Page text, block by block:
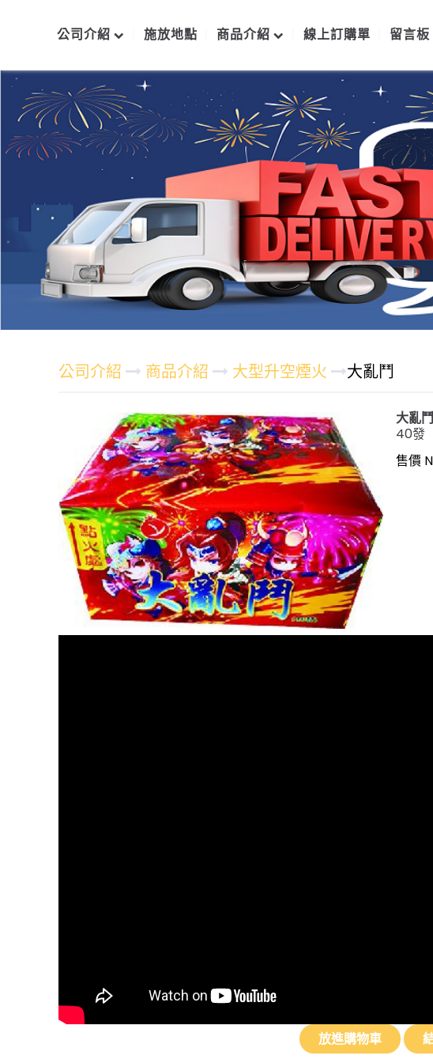
公司介紹 施放地點 商品介紹 線上訂購單 留言板
公司介紹 商品介紹 大型升空煙火 大亂鬥
大亂鬥
40發
售價